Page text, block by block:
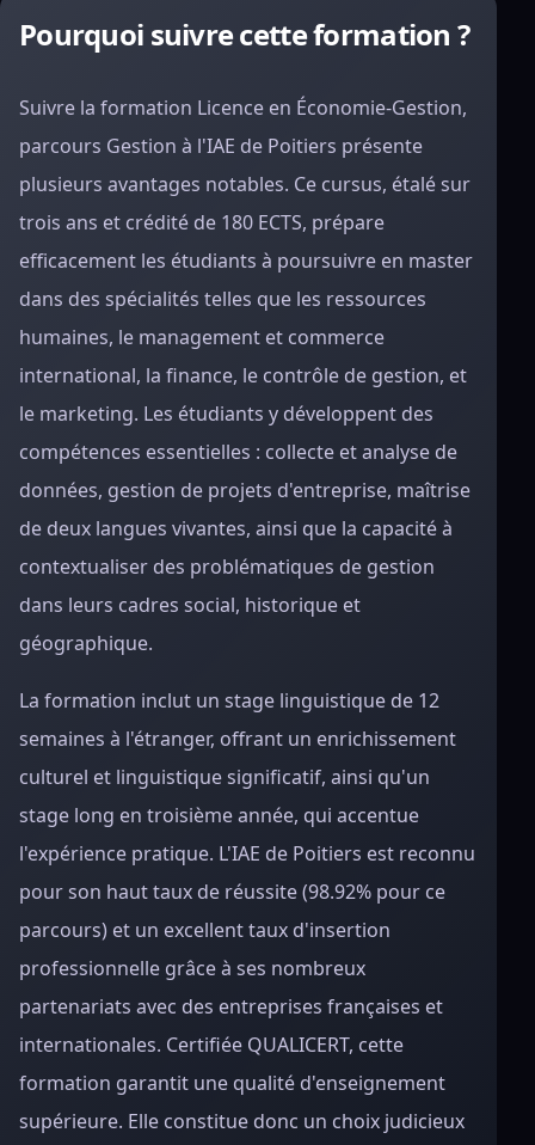
Pourquoi suivre cette formation ?
Suivre la formation Licence en Économie-Gestion,
parcours Gestion à l'IAE de Poitiers présente
plusieurs avantages notables. Ce cursus, étalé sur
trois ans et crédité de 180 ECTS, prépare
efficacement les étudiants à poursuivre en master
dans des spécialités telles que les ressources
humaines, le management et commerce
international, la finance, le contrôle de gestion, et
le marketing. Les étudiants y développent des
compétences essentielles : collecte et analyse de
données, gestion de projets d'entreprise, maîtrise
de deux langues vivantes, ainsi que la capacité à
contextualiser des problématiques de gestion
dans leurs cadres social, historique et
géographique.
La formation inclut un stage linguistique de 12
semaines à l'étranger, offrant un enrichissement
culturel et linguistique significatif, ainsi qu'un
stage long en troisième année, qui accentue
l'expérience pratique. L'IAE de Poitiers est reconnu
pour son haut taux de réussite (98.92% pour ce
parcours) et un excellent taux d'insertion
professionnelle grâce à ses nombreux
partenariats avec des entreprises françaises et
internationales. Certifiée QUALICERT, cette
formation garantit une qualité d'enseignement
supérieure. Elle constitue donc un choix judicieux